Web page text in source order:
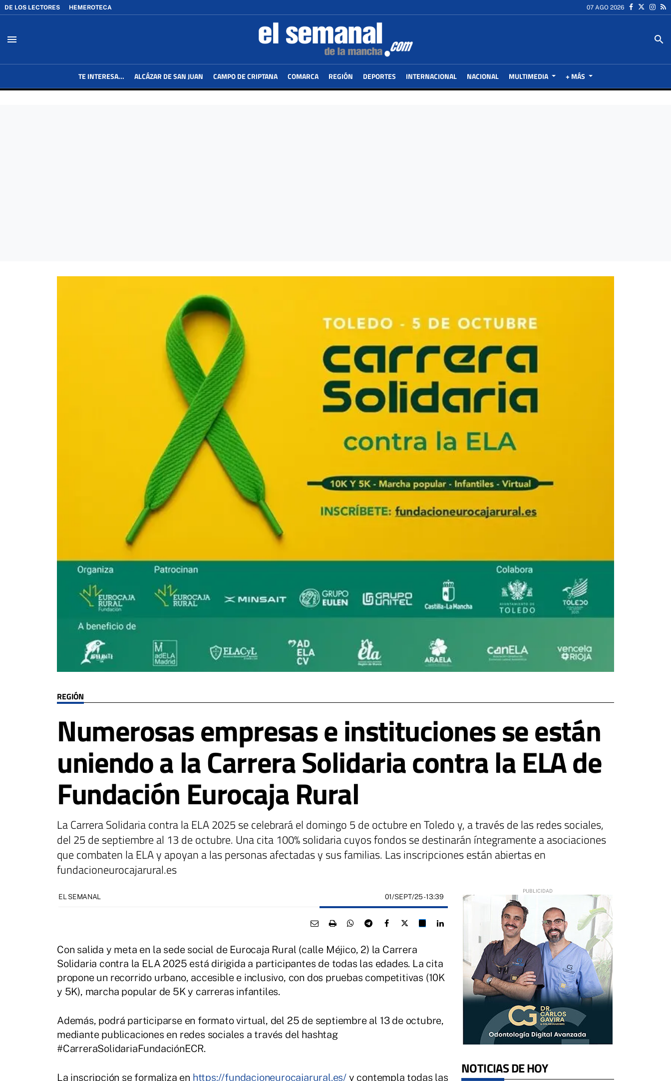
DE LOS LECTORES HEMEROTECA 07 AGO 2026
menu search
TE INTERESA... ALCÁZAR DE SAN JUAN CAMPO DE CRIPTANA COMARCA REGIÓN DEPORTES INTERNACIONAL NACIONAL MULTIMEDIA + MÁS
REGIÓN
Numerosas empresas e instituciones se están
uniendo a la Carrera Solidaria contra la ELA de
Fundación Eurocaja Rural
La Carrera Solidaria contra la ELA 2025 se celebrará el domingo 5 de octubre en Toledo y, a través de las redes sociales,
del 25 de septiembre al 13 de octubre. Una cita 100% solidaria cuyos fondos se destinarán íntegramente a asociaciones
que combaten la ELA y apoyan a las personas afectadas y sus familias. Las inscripciones están abiertas en
fundacioneurocajarural.es
EL SEMANAL 01/SEPT/25- 13:39
Con salida y meta en la sede social de Eurocaja Rural (calle Méjico, 2) la Carrera
Solidaria contra la ELA 2025 está dirigida a participantes de todas las edades. La cita
propone un recorrido urbano, accesible e inclusivo, con dos pruebas competitivas (10K
y 5K), marcha popular de 5K y carreras infantiles.
Además, podrá participarse en formato virtual, del 25 de septiembre al 13 de octubre,
mediante publicaciones en redes sociales a través del hashtag
#CarreraSolidariaFundaciónECR.
La inscripción se formaliza en https://fundacioneurocajarural.es/ y contempla todas las
NOTICIAS DE HOY